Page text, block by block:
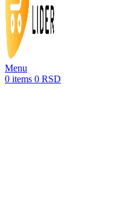
Menu
0 items 0 RSD